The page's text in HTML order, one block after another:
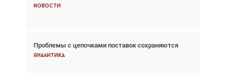
Новости
Проблемы с цепочками поставок сохраняются
Аналитика
Новости
Впервые с 2024 года глобальный трафик
снижается три недели подряд